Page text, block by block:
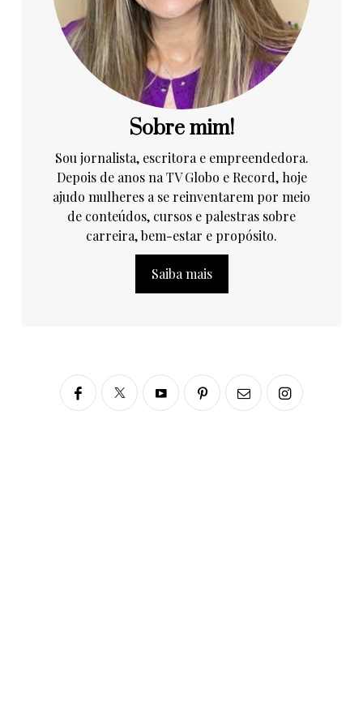
Sobre mim!
Sou jornalista, escritora e empreendedora.
Depois de anos na TV Globo e Record, hoje
ajudo mulheres a se reinventarem por meio
de conteúdos, cursos e palestras sobre
carreira, bem-estar e propósito.
Saiba mais